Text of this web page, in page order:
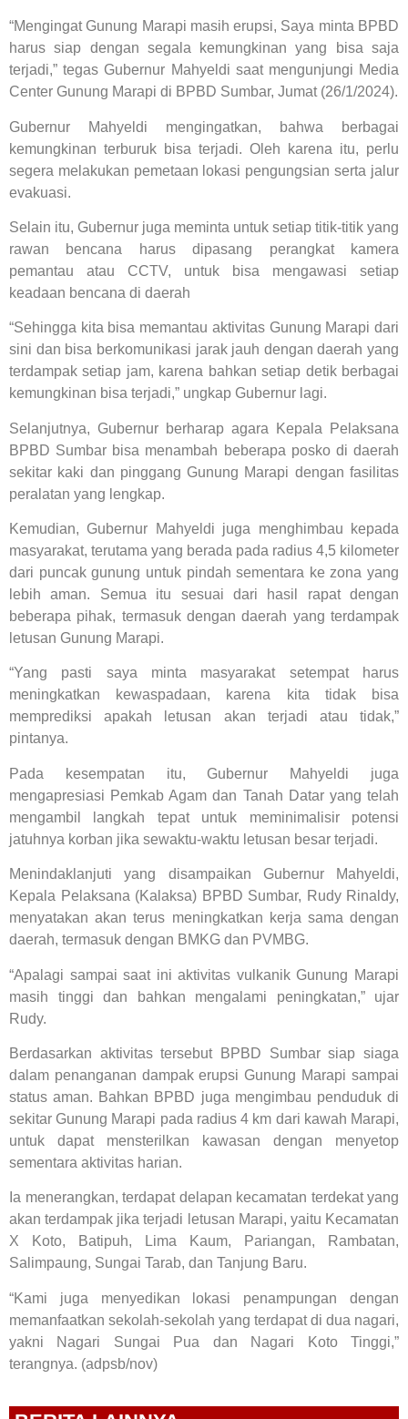
“Mengingat Gunung Marapi masih erupsi, Saya minta BPBD
harus siap dengan segala kemungkinan yang bisa saja
terjadi,” tegas Gubernur Mahyeldi saat mengunjungi Media
Center Gunung Marapi di BPBD Sumbar, Jumat (26/1/2024).
Gubernur Mahyeldi mengingatkan, bahwa berbagai
kemungkinan terburuk bisa terjadi. Oleh karena itu, perlu
segera melakukan pemetaan lokasi pengungsian serta jalur
evakuasi.
Selain itu, Gubernur juga meminta untuk setiap titik-titik yang
rawan bencana harus dipasang perangkat kamera
pemantau atau CCTV, untuk bisa mengawasi setiap
keadaan bencana di daerah
“Sehingga kita bisa memantau aktivitas Gunung Marapi dari
sini dan bisa berkomunikasi jarak jauh dengan daerah yang
terdampak setiap jam, karena bahkan setiap detik berbagai
kemungkinan bisa terjadi,” ungkap Gubernur lagi.
Selanjutnya, Gubernur berharap agara Kepala Pelaksana
BPBD Sumbar bisa menambah beberapa posko di daerah
sekitar kaki dan pinggang Gunung Marapi dengan fasilitas
peralatan yang lengkap.
Kemudian, Gubernur Mahyeldi juga menghimbau kepada
masyarakat, terutama yang berada pada radius 4,5 kilometer
dari puncak gunung untuk pindah sementara ke zona yang
lebih aman. Semua itu sesuai dari hasil rapat dengan
beberapa pihak, termasuk dengan daerah yang terdampak
letusan Gunung Marapi.
“Yang pasti saya minta masyarakat setempat harus
meningkatkan kewaspadaan, karena kita tidak bisa
memprediksi apakah letusan akan terjadi atau tidak,”
pintanya.
Pada kesempatan itu, Gubernur Mahyeldi juga
mengapresiasi Pemkab Agam dan Tanah Datar yang telah
mengambil langkah tepat untuk meminimalisir potensi
jatuhnya korban jika sewaktu-waktu letusan besar terjadi.
Menindaklanjuti yang disampaikan Gubernur Mahyeldi,
Kepala Pelaksana (Kalaksa) BPBD Sumbar, Rudy Rinaldy,
menyatakan akan terus meningkatkan kerja sama dengan
daerah, termasuk dengan BMKG dan PVMBG.
“Apalagi sampai saat ini aktivitas vulkanik Gunung Marapi
masih tinggi dan bahkan mengalami peningkatan,” ujar
Rudy.
Berdasarkan aktivitas tersebut BPBD Sumbar siap siaga
dalam penanganan dampak erupsi Gunung Marapi sampai
status aman. Bahkan BPBD juga mengimbau penduduk di
sekitar Gunung Marapi pada radius 4 km dari kawah Marapi,
untuk dapat mensterilkan kawasan dengan menyetop
sementara aktivitas harian.
Ia menerangkan, terdapat delapan kecamatan terdekat yang
akan terdampak jika terjadi letusan Marapi, yaitu Kecamatan
X Koto, Batipuh, Lima Kaum, Pariangan, Rambatan,
Salimpaung, Sungai Tarab, dan Tanjung Baru.
“Kami juga menyedikan lokasi penampungan dengan
memanfaatkan sekolah-sekolah yang terdapat di dua nagari,
yakni Nagari Sungai Pua dan Nagari Koto Tinggi,”
terangnya. (adpsb/nov)